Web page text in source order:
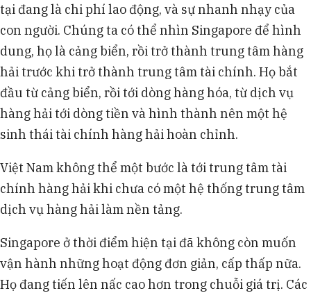
tại đang là chi phí lao động, và sự nhanh nhạy của
con người. Chúng ta có thể nhìn Singapore để hình
dung, họ là cảng biển, rồi trở thành trung tâm hàng
hải trước khi trở thành trung tâm tài chính. Họ bắt
đầu từ cảng biển, rồi tới dòng hàng hóa, từ dịch vụ
hàng hải tới dòng tiền và hình thành nên một hệ
sinh thái tài chính hàng hải hoàn chỉnh.
Việt Nam không thể một bước là tới trung tâm tài
chính hàng hải khi chưa có một hệ thống trung tâm
dịch vụ hàng hải làm nền tảng.
Singapore ở thời điểm hiện tại đã không còn muốn
vận hành những hoạt động đơn giản, cấp thấp nữa.
Họ đang tiến lên nấc cao hơn trong chuỗi giá trị. Các